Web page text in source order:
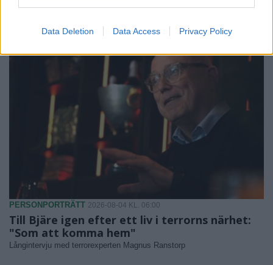
Data Deletion Data Access Privacy Policy
PERSONPORTRÄTT 2026-08-04 KL. 06:00
Till Bjäre igen efter ett liv i terrorns närhet:
"Som att komma hem"
Långintervju med terrorexperten Magnus Ranstorp